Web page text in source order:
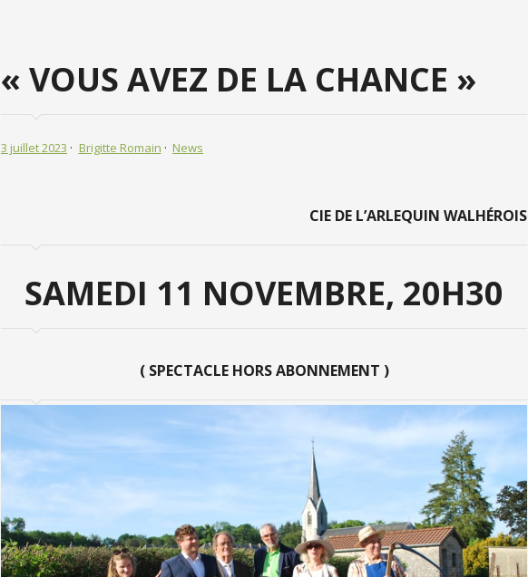
« VOUS AVEZ DE LA CHANCE »
3 juillet 2023 Brigitte Romain News
CIE DE L’ARLEQUIN WALHÉROIS
SAMEDI 11 NOVEMBRE, 20H30
( SPECTACLE HORS ABONNEMENT )